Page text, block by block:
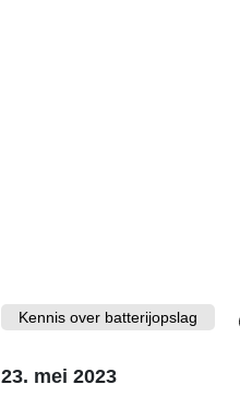
Kennis over batterijopslag
23. mei 2023